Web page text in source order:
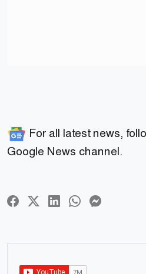
For all latest news,
Google News channel.